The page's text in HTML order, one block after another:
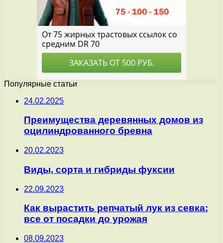
Популярные статьи
24.02.2025
Преимущества деревянных домов из
оцилиндрованного бревна
20.02.2023
Виды, сорта и гибриды фуксии
22.09.2023
Как вырастить репчатый лук из севка:
все от посадки до урожая
08.09.2023